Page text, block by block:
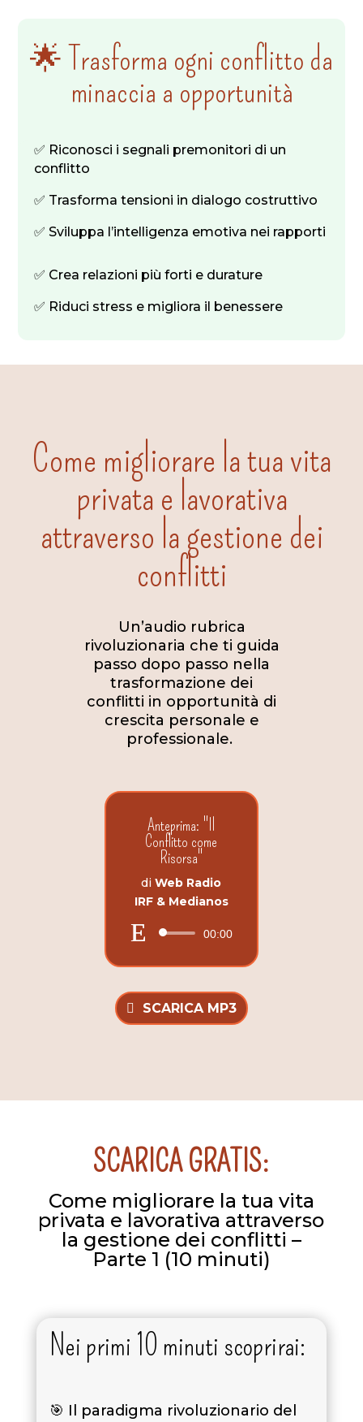
🌟 Trasforma ogni conflitto da
minaccia a opportunità
✅ Riconosci i segnali premonitori di un
conflitto
✅ Trasforma tensioni in dialogo costruttivo
✅ Sviluppa l’intelligenza emotiva nei rapporti
✅ Crea relazioni più forti e durature
✅ Riduci stress e migliora il benessere
Come migliorare la tua vita
privata e lavorativa
attraverso la gestione dei
conflitti
Un’audio rubrica
rivoluzionaria che ti guida
passo dopo passo nella
trasformazione dei
conflitti in opportunità di
crescita personale e
professionale.
Anteprima: "Il
Conflitto come
Risorsa"
diWeb Radio
IRF & Medianos
Audio00:00
SCARICA MP3
SCARICA GRATIS:
Come migliorare la tua vita
privata e lavorativa attraverso
la gestione dei conflitti –
Parte 1 (10 minuti)
Nei primi 10 minuti scoprirai:
🎯 Il paradigma rivoluzionario del